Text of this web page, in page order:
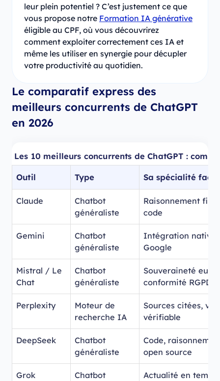
leur plein potentiel ? C’est justement ce que
vous propose notre Formation IA générative
éligible au CPF, où vous découvrirez
comment exploiter correctement ces IA et
même les utiliser en synergie pour décupler
votre productivité au quotidien.
Le comparatif express des
meilleurs concurrents de ChatGPT
en 2026
Les 10 meilleurs concurrents de ChatGPT :
Outil Type Sa spécialité face
Claude
Chatbot
généraliste
Raisonnement fin,
code
Gemini
Chatbot
généraliste
Intégration native
Google
Mistral / Le
Chat
Chatbot
généraliste
Souveraineté
conformité RGPD
Perplexity
Moteur de
recherche IA
Sources citées,
vérifiable
DeepSeek
Chatbot
généraliste
Code,
open source
Grok
Chatbot
Actualité en temps